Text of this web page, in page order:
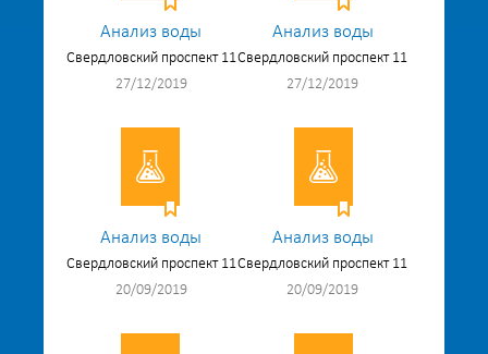
Анализ воды
Свердловский проспект 11
27/12/2019
Анализ воды
Свердловский проспект 11
27/12/2019
Анализ воды
Свердловский проспект 11
20/09/2019
Анализ воды
Свердловский проспект 11
20/09/2019